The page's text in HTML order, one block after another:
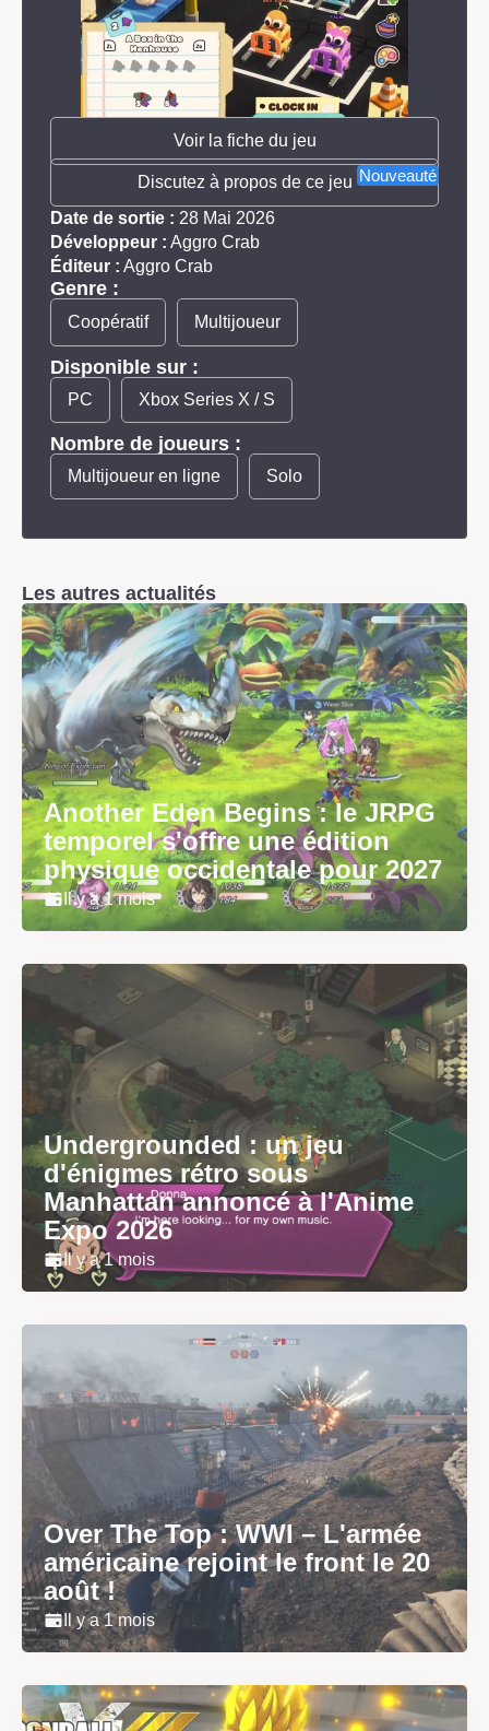
Voir la fiche du jeu
Nouveauté
Discutez à propos de ce jeu
Date de sortie : 28 Mai 2026
Développeur : Aggro Crab
Éditeur : Aggro Crab
Genre :
Coopératif Multijoueur
Disponible sur :
PC Xbox Series X / S
Nombre de joueurs :
Multijoueur en ligne Solo
Les autres actualités
Another Eden Begins : le JRPG
temporel s'offre une édition
physique occidentale pour 2027
Il y a 1 mois
Undergrounded : un jeu
d'énigmes rétro sous
Manhattan annoncé à l'Anime
Expo 2026
Il y a 1 mois
Over The Top : WWI – L'armée
américaine rejoint le front le 20
août !
Il y a 1 mois